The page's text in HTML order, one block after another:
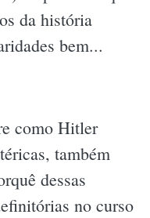
da história
bem...
como Hitler
também
dessas
no curso